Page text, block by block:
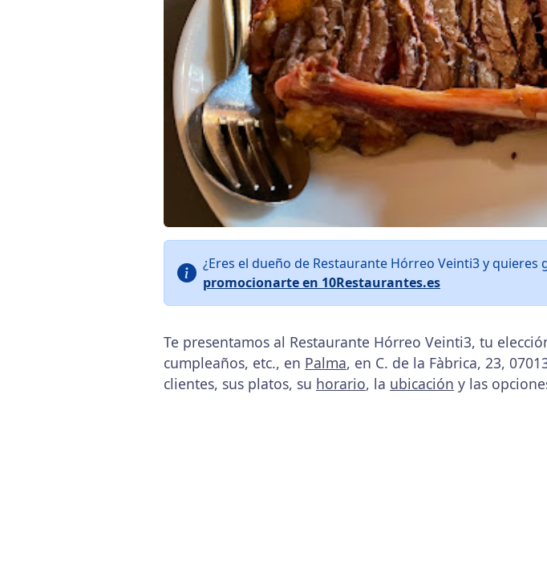
¿Eres el dueño de Restaurante Hórreo Veinti3 y
promocionarte en 10Restaurantes.es
Te presentamos al Restaurante Hórreo Veinti3, tu
cumpleaños, etc., en Palma, en C. de la Fàbrica, 23,
clientes, sus platos, su horario, la ubicación y las